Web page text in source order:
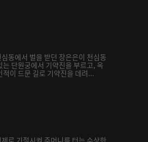
동에서 벌을 받던 장은은이 천심동
는 단원궁에서 기약진을 부르고, 옥
적이 드문 길로 기약진을 데려...
로 기절시켜 주머니를 터는 수상한